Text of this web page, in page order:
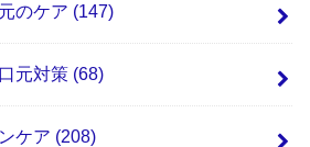
のケア (147)
元対策 (68)
ケア (208)